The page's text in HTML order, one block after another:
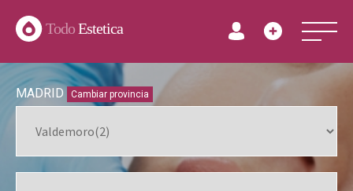
TodoEstetica
MADRID Cambiar provincia